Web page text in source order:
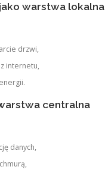
warstwa lokalna
drzwi,
internetu,
centralna
danych,